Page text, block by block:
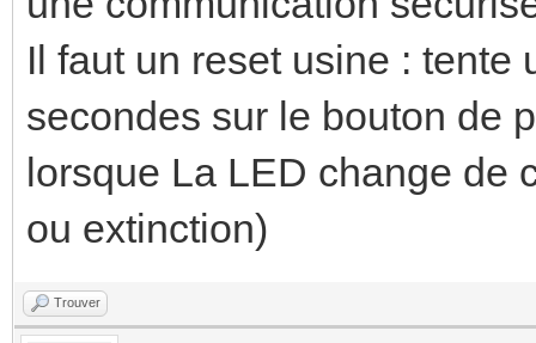
Il faut un reset usine :
secondes sur le bouton de
lorsque La LED change de
ou extinction)
Trouver